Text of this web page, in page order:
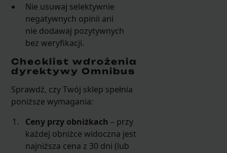
Nie usuwaj selektywnie
negatywnych opinii ani
nie dodawaj pozytywnych
bez weryfikacji.
Checklist wdrożenia
dyrektywy Omnibus
Sprawdź, czy Twój sklep spełnia
poniższe wymagania:
Ceny przy obniżkach – przy
każdej obniżce widoczna jest
najniższa cena z 30 dni (lub